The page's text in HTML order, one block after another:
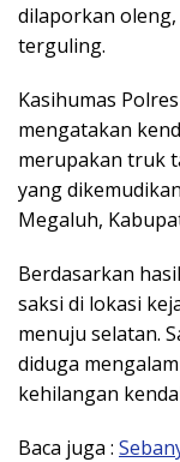
dilaporkan
terguling.
Kasihumas
mengatakan
merupakan truk
yang
Megaluh,
Berdasarkan
saksi di lokasi
menuju selatan.
diduga
kehilangan
Baca juga :